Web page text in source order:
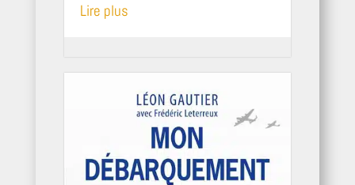
Lire plus